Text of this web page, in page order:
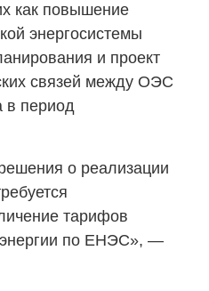
как повышение
энергосистемы
и проект
связей между ОЭС
период
о реализации
тарифов
по ЕНЭС», —